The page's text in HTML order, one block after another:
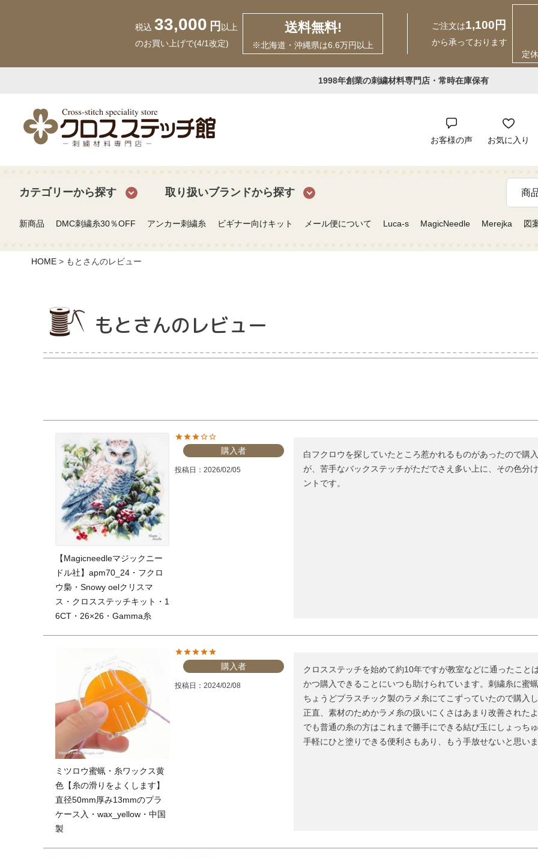
税込 33,000 円 以上
のお買い上げで(4/1改定)
送料無料!
※北海道・沖縄県は6.6万円以上
ご注文は1,100円
から承っております
定
1998年創業の刺繍材料専門店・常時在庫保有
お客様の声 お気に入り
カテゴリーから探す 取り扱いブランドから探す
新商品 DMC刺繍糸30％OFF アンカー刺繍糸 ビギナー向けキット メール便について Luca-s MagicNeedle Merejka 図
HOME もとさんのレビュー
もとさんのレビュー
【Magicneedleマジックニー
ドル社】apm70_24・フクロ
ウ梟・Snowy oelクリスマ
ス・クロスステッチキット・1
6CT・26×26・Gamma糸
購入者
投稿日 2026/02/05
白フクロウを探していたところ惹かれるものがあったので購
が、苦手なバックステッチがただでさえ多い上に、その色分
ントです。
ミツロウ蜜蝋・糸ワックス黄
色【糸の滑りをよくします】
直径50mm厚み13mmのプラ
ケース入・wax_yellow・中国
製
購入者
投稿日 2024/02/08
クロスステッチを始めて約10年ですが教室などに通ったこ
かつ購入できることにいつも助けられています。刺繍糸に蜜
ちょうどプラスチック製のラメ糸にてこずっていたので購入
正直、素材のためかラメ糸の扱いにくさはあまり改善された
でも普通の糸の方はこれまで勝手にできる結び玉にしょっち
手軽にひと塗りできる便利さもあり、もう手放せないと思い